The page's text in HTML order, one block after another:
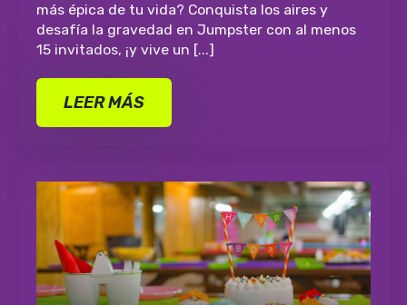
más épica de tu vida? Conquista los aires y
desafía la gravedad en Jumpster con al menos
15 invitados, ¡y vive un [...]
LEER MÁS